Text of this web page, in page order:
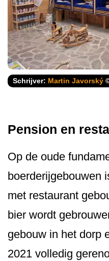
Schrijver: Martin Javorský
Pension en
Op de oude
boerderijgebouwen
met restaurant
bier wordt
gebouw in het dorp
2021 volledig